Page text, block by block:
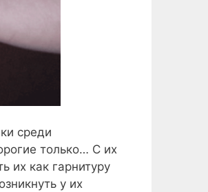
среди
только… С их
их как гарнитуру
у их